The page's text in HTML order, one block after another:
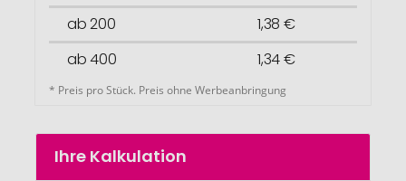
ab 200
1,38 €
ab 400
1,34 €
* Preis pro Stück. Preis ohne Werbeanbringung
Ihre Kalkulation